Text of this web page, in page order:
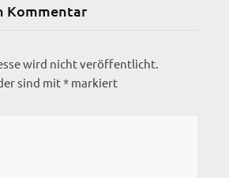
Kommentar
wird nicht veröffentlicht.
sind mit* markiert